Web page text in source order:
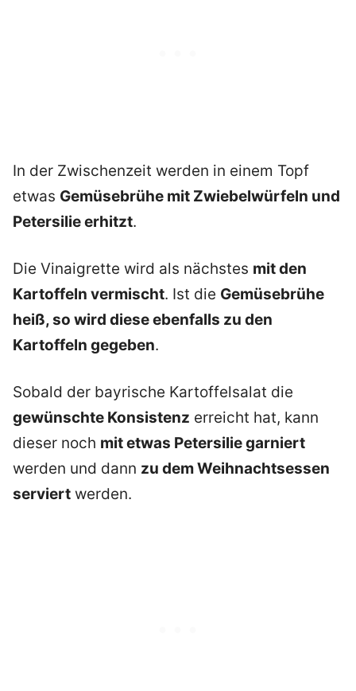
In der Zwischenzeit werden in einem Topf
etwas Gemüsebrühe mit Zwiebelwürfeln und
Petersilie erhitzt.
Die Vinaigrette wird als nächstes mit den
Kartoffeln vermischt. Ist die Gemüsebrühe
heiß, so wird diese ebenfalls zu den
Kartoffeln gegeben.
Sobald der bayrische Kartoffelsalat die
gewünschte Konsistenz erreicht hat, kann
dieser noch mit etwas Petersilie garniert
werden und dann zu dem Weihnachtsessen
serviert werden.